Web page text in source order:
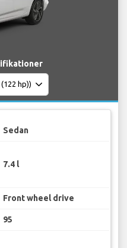
Sedan
7.4 l
Front wheel drive
95